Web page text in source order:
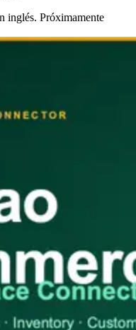
inglés. Próximamente